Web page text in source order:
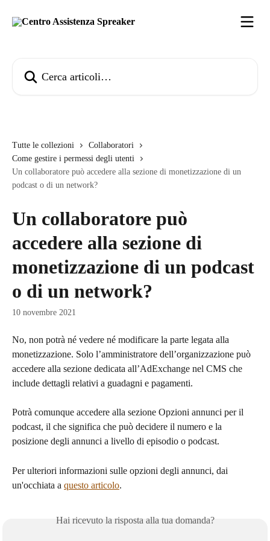
Tutte le collezioni
Collaboratori
Come gestire i permessi degli utenti
Un collaboratore può accedere alla sezione di monetizzazione di un
podcast o di un network?
Un collaboratore può
accedere alla sezione di
monetizzazione di un podcast
o di un network?
10 novembre 2021
No, non potrà né vedere né modificare la parte legata alla
monetizzazione. Solo l’amministratore dell’organizzazione può
accedere alla sezione dedicata all’AdExchange nel CMS che
include dettagli relativi a guadagni e pagamenti.
Potrà comunque accedere alla sezione Opzioni annunci per il
podcast, il che significa che può decidere il numero e la
posizione degli annunci a livello di episodio o podcast.
Per ulteriori informazioni sulle opzioni degli annunci, dai
un'occhiata a questo articolo.
Hai ricevuto la risposta alla tua domanda?